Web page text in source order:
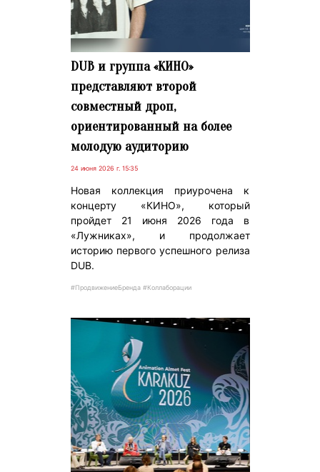
DUB и группа «КИНО»
представляют второй
совместный дроп,
ориентированный на более
молодую аудиторию
24 июня 2026 г. 15:35
Новая коллекция приурочена к
концерту «КИНО», который
пройдет 21 июня 2026 года в
«Лужниках», и продолжает
историю первого успешного релиза
DUB.
#ПродвижениеБренда #Коллаборации